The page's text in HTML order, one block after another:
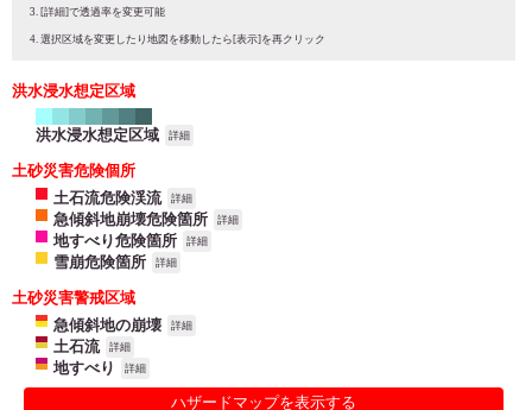
[詳細]で透過率を変更可能
選択区域を変更したり地図を移動したら[表示]を再クリック
洪水浸水想定区域
洪水浸水想定区域 詳細
土砂災害危険個所
土石流危険渓流
詳細
急傾斜地崩壊危険箇所 詳細
地すべり危険箇所 詳細
雪崩危険箇所 詳細
土砂災害警戒区域
急傾斜地の崩壊
詳細
土石流 詳細
地すべり 詳細
ハザードマップを表示する